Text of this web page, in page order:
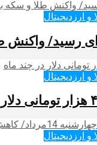
و ارزدیجیتال‌
رسید/ واکنش
و ارزدیجیتال‌
و ارزدیجیتال‌